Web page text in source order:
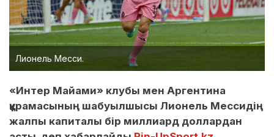
Лионель Месси.
«Интер Майами» клубы мен Аргентина
құрамасының шабуылшысы Лионель Мессидің
жалпы капиталы бір миллиард доллардан